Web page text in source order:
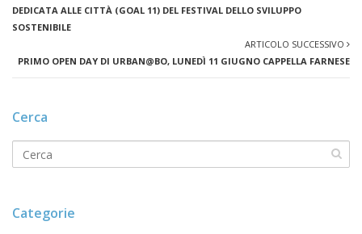
DEDICATA ALLE CITTÀ (GOAL 11) DEL FESTIVAL DELLO SVILUPPO
SOSTENIBILE
ARTICOLO SUCCESSIVO
PRIMO OPEN DAY DI URBAN@BO, LUNEDÌ 11 GIUGNO CAPPELLA FARNESE
Cerca
Categorie